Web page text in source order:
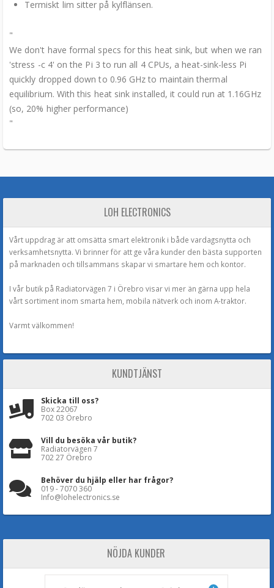
Termiskt lim sitter på kylflänsen.
"
We don't have formal specs for this heat sink, but when we ran
'stress -c 4' on the Pi 3 to run all 4 CPUs, a heat-sink-less Pi
quickly dropped down to 0.96 GHz to maintain thermal
equilibrium. With this heat sink installed, it could run at 1.16GHz
(so, 20% higher performance)
"
LOH ELECTRONICS
Vårt uppdrag är att omsätta smart elektronik i både vardagsnytta och
verksamhetsnytta. Vi brinner för att ge våra kunder den bästa supporten
på marknaden och tillsammans skapar vi smartare hem och kontor.
I vår butik på Radiatorvägen 7 i Örebro visar vi mer än gärna upp hela
vårt sortiment inom smarta hem, mobila nätverk och inom A-traktor.
Varmt välkommen!
KUNDTJÄNST
Skicka till oss?
Box 22067
702 03 Örebro
Vill du besöka vår butik?
Radiatorvägen 7
702 27 Örebro
Behöver du hjälp eller har frågor?
019 - 7070 360
Info@lohelectronics.se
NÖJDA KUNDER